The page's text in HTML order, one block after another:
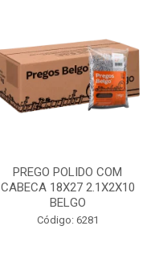
PREGO POLIDO COM
CABECA 18X27 2.1X2X10
BELGO
Código: 6281